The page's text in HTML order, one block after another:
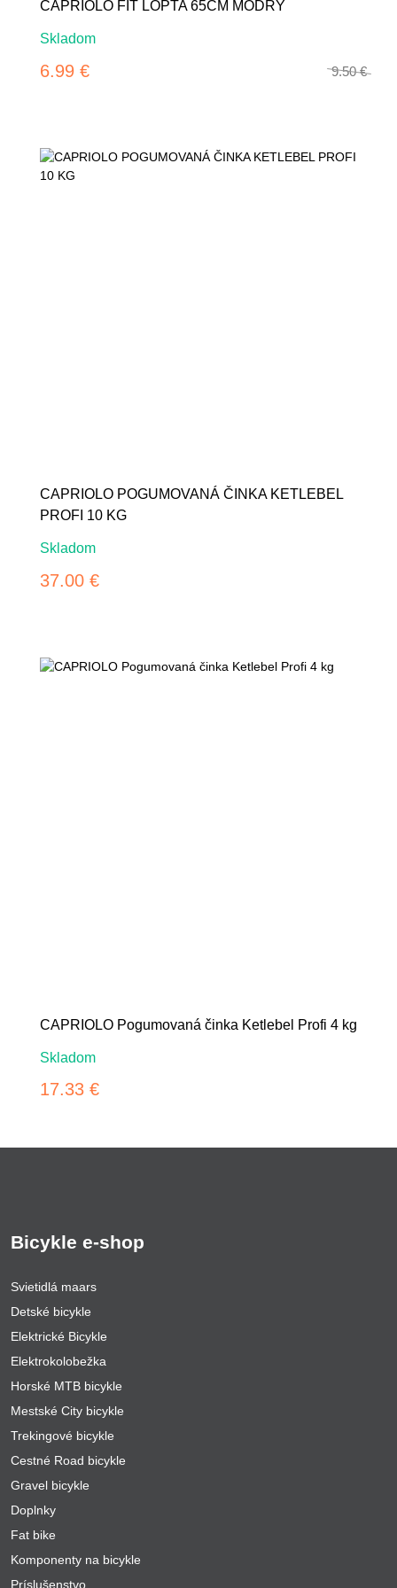
CAPRIOLO FIT LOPTA 65CM MODRY
Skladom
6.99 € 9.50 €
CAPRIOLO POGUMOVANÁ ČINKA KETLEBEL
PROFI 10 KG
Skladom
37.00 €
CAPRIOLO Pogumovaná činka Ketlebel Profi 4 kg
Skladom
17.33 €
Bicykle e-shop
Svietidlá maars
Detské bicykle
Elektrické Bicykle
Elektrokolobežka
Horské MTB bicykle
Mestské City bicykle
Trekingové bicykle
Cestné Road bicykle
Gravel bicykle
Doplnky
Fat bike
Komponenty na bicykle
Príslušenstvo